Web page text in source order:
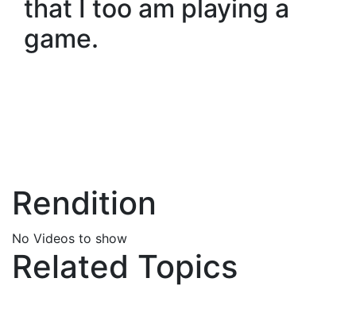
that I too am playing a
game.
Rendition
No Videos to show
Related Topics